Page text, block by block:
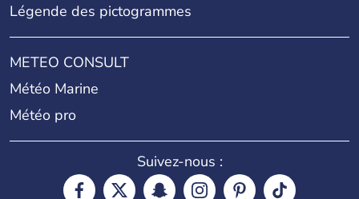
Légende des pictogrammes
METEO CONSULT
Météo Marine
Météo pro
Suivez-nous :